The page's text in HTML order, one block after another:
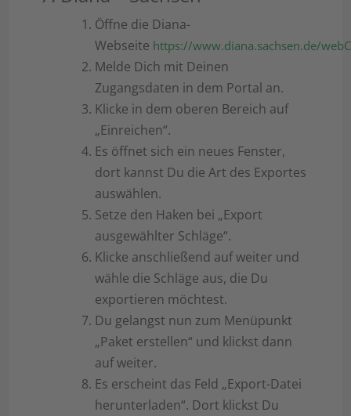
Öffne die Diana-
Webseite https://www.diana.sachsen.de/
Melde Dich mit Deinen
Zugangsdaten in dem Portal an.
Klicke in dem oberen Bereich auf
„Einreichen“.
Es öffnet sich ein neues Fenster,
dort kannst Du die Art des Exportes
auswählen.
Setze den Haken bei „Export
ausgewählter Schläge“.
Klicke anschließend auf weiter und
wähle die Schläge aus, die Du
exportieren möchtest.
Du gelangst nun zum Menüpunkt
„Paket erstellen“ und klickst dann
auf weiter.
Es erscheint das Feld „Export-Datei
herunterladen“. Dort klickst Du